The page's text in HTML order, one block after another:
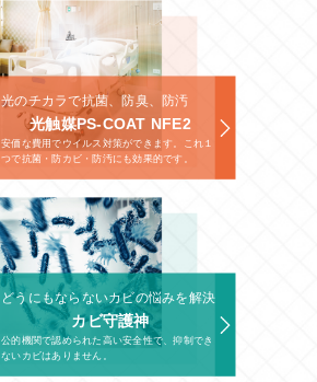
光のチカラで抗菌、防臭、防汚
光触媒PS-COAT NFE2
安価な費用でウイルス対策ができます。これ１
つで抗菌・防カビ・防汚にも効果的です。
どうにもならないカビの悩みを解決
カビ守護神
公的機関で認められた高い安全性で、抑制でき
ないカビはありません。